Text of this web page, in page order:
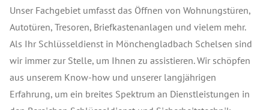
Unser Fachgebiet umfasst das Öffnen von Wohnungstüren,
Autotüren, Tresoren, Briefkastenanlagen und vielem mehr.
Als Ihr Schlüsseldienst in Mönchengladbach Schelsen sind
wir immer zur Stelle, um Ihnen zu assistieren. Wir schöpfen
aus unserem Know-how und unserer langjährigen
Erfahrung, um ein breites Spektrum an Dienstleistungen in